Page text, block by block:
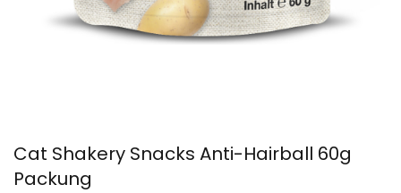
Cat Shakery Snacks Anti-Hairball 60g
Packung